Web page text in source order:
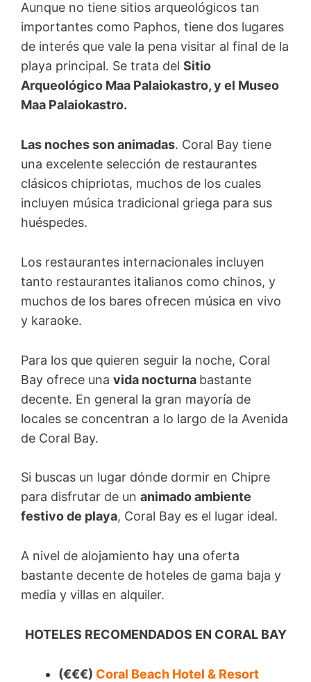
Aunque no tiene sitios arqueológicos tan
importantes como Paphos, tiene dos lugares
de interés que vale la pena visitar al final de la
playa principal. Se trata del Sitio
Arqueológico Maa Palaiokastro, y el Museo
Maa Palaiokastro.
Las noches son animadas. Coral Bay tiene
una excelente selección de restaurantes
clásicos chipriotas, muchos de los cuales
incluyen música tradicional griega para sus
huéspedes.
Los restaurantes internacionales incluyen
tanto restaurantes italianos como chinos, y
muchos de los bares ofrecen música en vivo
y karaoke.
Para los que quieren seguir la noche, Coral
Bay ofrece una vida nocturna bastante
decente. En general la gran mayoría de
locales se concentran a lo largo de la Avenida
de Coral Bay.
Si buscas un lugar dónde dormir en Chipre
para disfrutar de un animado ambiente
festivo de playa, Coral Bay es el lugar ideal.
A nivel de alojamiento hay una oferta
bastante decente de hoteles de gama baja y
media y villas en alquiler.
HOTELES RECOMENDADOS EN CORAL BAY
(€€€) Coral Beach Hotel & Resort